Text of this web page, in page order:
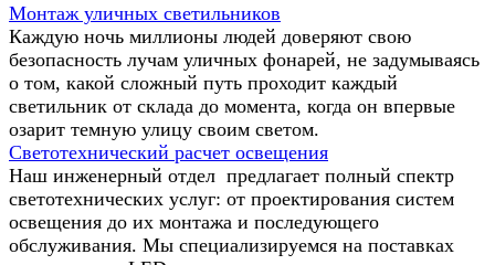
Монтаж уличных светильников
Каждую ночь миллионы людей доверяют свою
безопасность лучам уличных фонарей, не задумываясь
о том, какой сложный путь проходит каждый
светильник от склада до момента, когда он впервые
озарит темную улицу своим светом.
Светотехнический расчет освещения
Наш инженерный отдел предлагает полный спектр
светотехнических услуг: от проектирования систем
освещения до их монтажа и последующего
обслуживания. Мы специализируемся на поставках